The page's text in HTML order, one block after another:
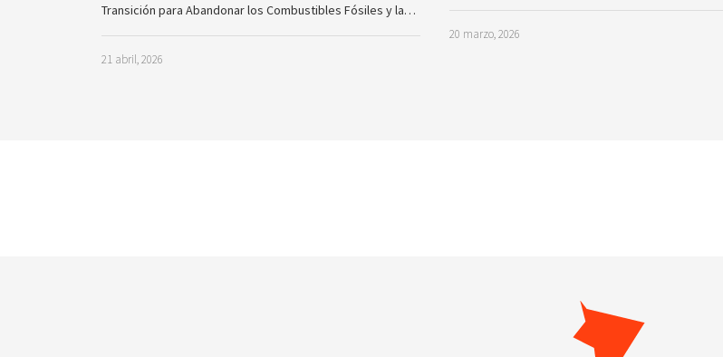
Transición para Abandonar los Combustibles Fósiles y la…
21 abril, 2026
20 marzo, 2026